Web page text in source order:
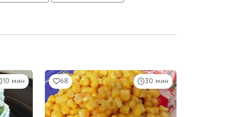
10 мин 30 мин
68